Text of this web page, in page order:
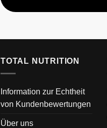
TOTAL NUTRITION
Information zur Echtheit
von Kundenbewertungen
Über uns